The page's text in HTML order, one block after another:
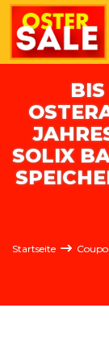
Direkt zum
SOLIX
Startseite